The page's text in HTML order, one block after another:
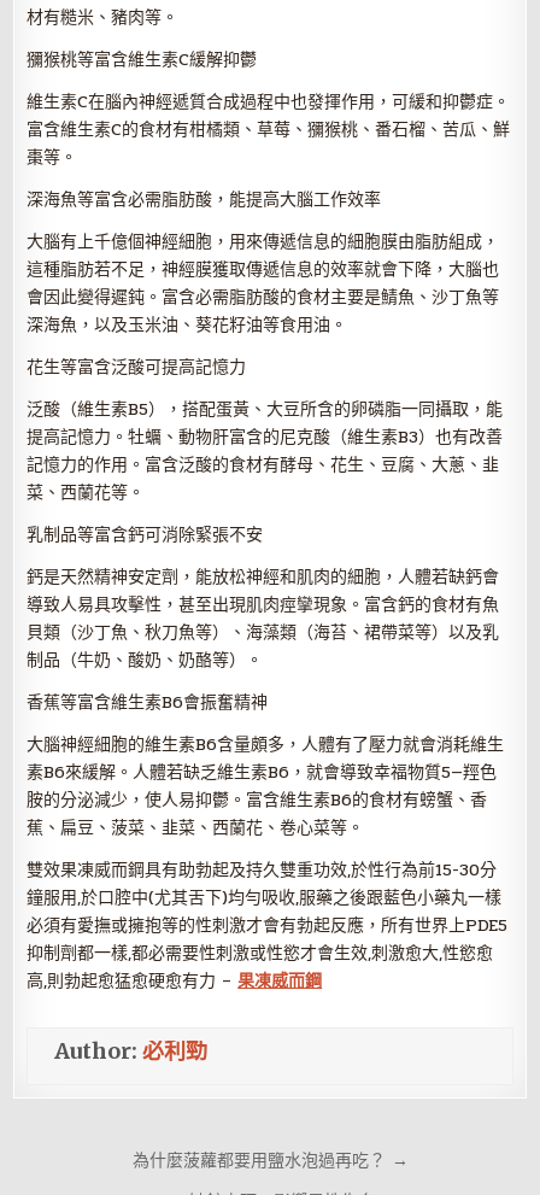
材有糙米、豬肉等。
獼猴桃等富含維生素C緩解抑鬱
維生素C在腦內神經遞質合成過程中也發揮作用，可緩和抑鬱症。
富含維生素C的食材有柑橘類、草莓、獼猴桃、番石榴、苦瓜、鮮
棗等。
深海魚等富含必需脂肪酸，能提高大腦工作效率
大腦有上千億個神經細胞，用來傳遞信息的細胞膜由脂肪組成，
這種脂肪若不足，神經膜獲取傳遞信息的效率就會下降，大腦也
會因此變得遲鈍。富含必需脂肪酸的食材主要是鯖魚、沙丁魚等
深海魚，以及玉米油、葵花籽油等食用油。
花生等富含泛酸可提高記憶力
泛酸（維生素B5），搭配蛋黃、大豆所含的卵磷脂一同攝取，能
提高記憶力。牡蠣、動物肝富含的尼克酸（維生素B3）也有改善
記憶力的作用。富含泛酸的食材有酵母、花生、豆腐、大蔥、韭
菜、西蘭花等。
乳制品等富含鈣可消除緊張不安
鈣是天然精神安定劑，能放松神經和肌肉的細胞，人體若缺鈣會
導致人易具攻擊性，甚至出現肌肉痙攣現象。富含鈣的食材有魚
貝類（沙丁魚、秋刀魚等）、海藻類（海苔、裙帶菜等）以及乳
制品（牛奶、酸奶、奶酪等）。
香蕉等富含維生素B6會振奮精神
大腦神經細胞的維生素B6含量頗多，人體有了壓力就會消耗維生
素B6來緩解。人體若缺乏維生素B6，就會導致幸福物質5—羥色
胺的分泌減少，使人易抑鬱。富含維生素B6的食材有螃蟹、香
蕉、扁豆、菠菜、韭菜、西蘭花、卷心菜等。
雙效果凍威而鋼具有助勃起及持久雙重功效,於性行為前15-30分
鐘服用,於口腔中(尤其舌下)均勻吸收,服藥之後跟藍色小藥丸一樣
必須有愛撫或擁抱等的性刺激才會有勃起反應，所有世界上PDE5
抑制劑都一樣,都必需要性刺激或性慾才會生效,刺激愈大,性慾愈
高,則勃起愈猛愈硬愈有力 –果凍威而鋼
Author:必利勁
為什麼菠蘿都要用鹽水泡過再吃？ →